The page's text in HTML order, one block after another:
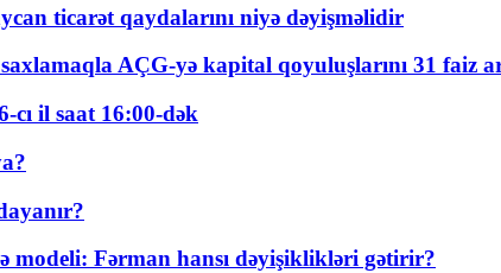
ticarət qaydalarını niyə dəyişməlidir
AÇG-yə kapital qoyuluşlarını 31 faiz
cı il saat 16:00-dək
modeli: Fərman hansı dəyişiklikləri gətirir?